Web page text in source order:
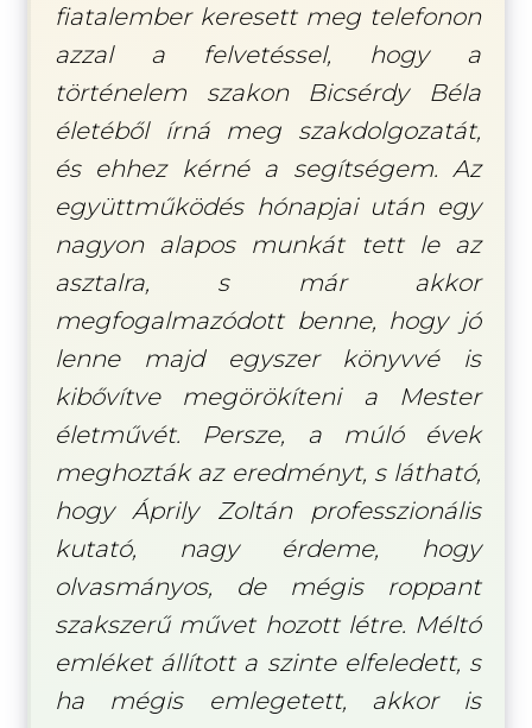
fiatalember keresett meg telefonon
azzal a felvetéssel, hogy a
történelem szakon Bicsérdy Béla
életéből írná meg szakdolgozatát,
és ehhez kérné a segítségem. Az
együttműködés hónapjai után egy
nagyon alapos munkát tett le az
asztalra, s már akkor
megfogalmazódott benne, hogy jó
lenne majd egyszer könyvvé is
kibővítve megörökíteni a Mester
életművét. Persze, a múló évek
meghozták az eredményt, s látható,
hogy Áprily Zoltán professzionális
kutató, nagy érdeme, hogy
olvasmányos, de mégis roppant
szakszerű művet hozott létre. Méltó
emléket állított a szinte elfeledett, s
ha mégis emlegetett, akkor is